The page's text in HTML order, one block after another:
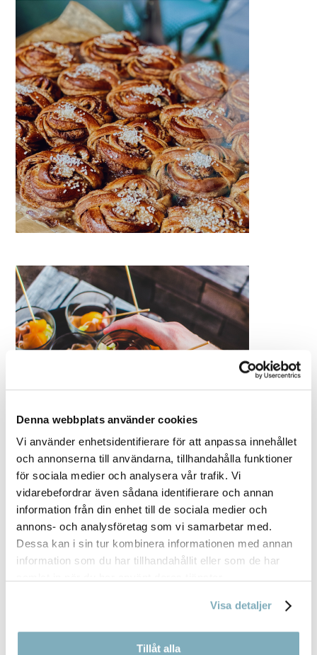
Denna webbplats använder cookies
Vi använder enhetsidentifierare för att anpassa innehållet
och annonserna till användarna, tillhandahålla funktioner
för sociala medier och analysera vår trafik. Vi
vidarebefordrar även sådana identifierare och annan
information från din enhet till de sociala medier och
annons- och analysföretag som vi samarbetar med.
Dessa kan i sin tur kombinera informationen med annan
information som du har tillhandahållit eller som de har
Visa detaljer
Tillåt alla